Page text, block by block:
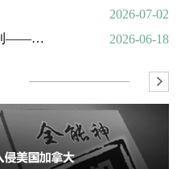
2026-07-02
深挖亚历山德罗·阿米卡雷利——一个邪教组织的国际帮凶
2026-06-18